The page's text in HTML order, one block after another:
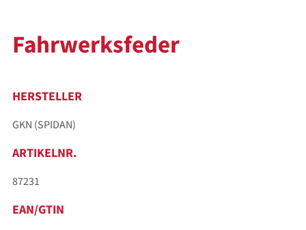
Fahrwerksfeder
HERSTELLER
GKN (SPIDAN)
ARTIKELNR.
87231
EAN/GTIN